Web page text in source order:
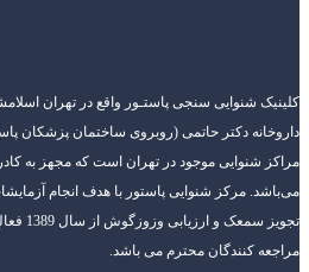
کلینیک شنوایی سنجی پاستـور واقع در تهران
مراکز شنوایی موجود در تهران است که مجهز به
می‌باشد. مرکز شنوایی پاستور با هدف انجام
تجویز
مراجعه کنندگان محترم می باشد.